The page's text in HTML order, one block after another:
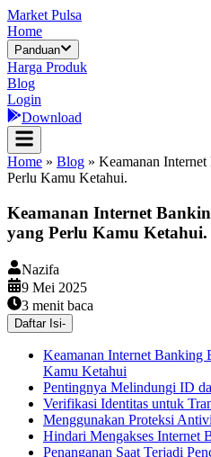
Market Pulsa
Home
Panduan
Harga Produk
Blog
Login
Download
Home » Blog » Keamanan
Perlu Kamu Ketahui.
Keamanan Internet
yang Perlu Kamu Ketahui.
Nazifa
9 Mei 2025
3 menit baca
Daftar Isi-
Keamanan Internet Banking
Kamu Ketahui
Pentingnya Melindungi ID
Verifikasi Identitas untuk
Menggunakan Proteksi
Hindari Mengakses Internet
Penanganan Saat Terjadi